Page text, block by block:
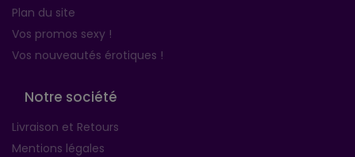
Plan du site
Vos promos sexy !
Vos nouveautés érotiques !
Notre société
Livraison et Retours
Mentions légales